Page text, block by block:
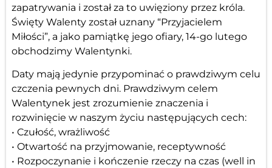
zapatrywania i został za to uwięziony przez króla.
Święty Walenty został uznany “Przyjacielem
Miłości”, a jako pamiątkę jego ofiary, 14-go lutego
obchodzimy Walentynki.
Daty mają jedynie przypominać o prawdziwym celu
czczenia pewnych dni. Prawdziwym celem
Walentynek jest zrozumienie znaczenia i
rozwinięcie w naszym życiu następujących cech:
• Czułość, wrażliwość
• Otwartość na przyjmowanie, receptywność
• Rozpoczynanie i kończenie rzeczy na czas (well in